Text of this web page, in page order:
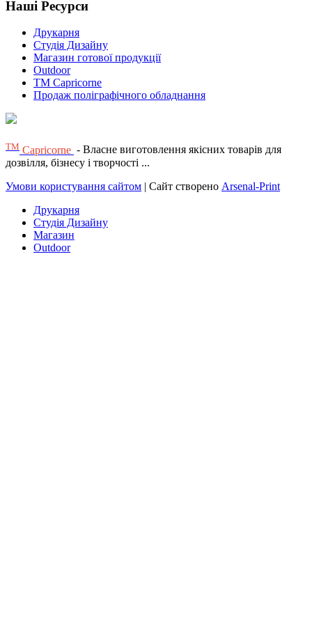
Наші Ресурси
Друкарня
Студія Дизайну
Магазин готової продукції
Outdoor
TM Capricorne
Продаж поліграфічного обладнання
ТМ Capricorne - Власне виготовлення якісних товарів для
дозвілля, бізнесу і творчості ...
Умови користування сайтом | Сайт створено Arsenal-Print
Друкарня
Студія Дизайну
Магазин
Outdoor